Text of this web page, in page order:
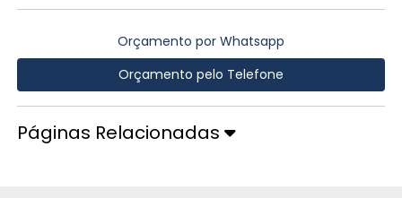
Orçamento por Whatsapp
Orçamento pelo Telefone
Páginas Relacionadas